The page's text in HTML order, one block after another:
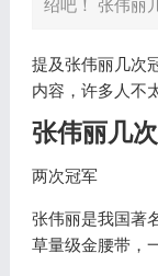
绍吧！ 张伟丽
提及张伟丽几次
内容，许多人不
张伟丽几
两次冠军
张伟丽是我国著
草量级金腰带，